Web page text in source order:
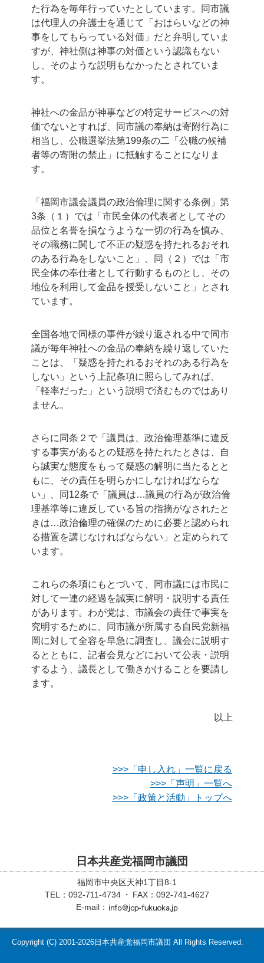
た行為を毎年行っていたとしています。同市議
は代理人の弁護士を通じて「おはらいなどの神
事をしてもらっている対価」だと弁明していま
すが、神社側は神事の対価という認識もない
し、そのような説明もなかったとされていま
す。
神社への金品が神事などの特定サービスへの対
価でないとすれば、同市議の奉納は寄附行為に
相当し、公職選挙法第199条の二「公職の候補
者等の寄附の禁止」に抵触することになりま
す。
「福岡市議会議員の政治倫理に関する条例」第
3条（１）では「市民全体の代表者としてその
品位と名誉を損なうような一切の行為を慎み、
その職務に関して不正の疑惑を持たれるおそれ
のある行為をしないこと」、同（２）では「市
民全体の奉仕者として行動するものとし、その
地位を利用して金品を授受しないこと」とされ
ています。
全国各地で同様の事件が繰り返される中で同市
議が毎年神社への金品の奉納を繰り返していた
ことは、「疑惑を持たれるおそれのある行為を
しない」という上記条項に照らしてみれば、
「軽率だった」という説明で済むものではあり
ません。
さらに同条２で「議員は、政治倫理基準に違反
する事実があるとの疑惑を持たれたときは、自
ら誠実な態度をもって疑惑の解明に当たるとと
もに、その責任を明らかにしなければならな
い」、同12条で「議員は…議員の行為が政治倫
理基準等に違反している旨の指摘がなされたと
きは…政治倫理の確保のために必要と認められ
る措置を講じなければならない」と定められて
います。
これらの条項にもとづいて、同市議には市民に
対して一連の経過を誠実に解明・説明する責任
があります。わが党は、市議会の責任で事実を
究明するために、同市議が所属する自民党新福
岡に対して全容を早急に調査し、議会に説明す
るとともに、記者会見などにおいて公表・説明
するよう、議長として働きかけることを要請し
ます。
以上
>>>「申し入れ」一覧に戻る
>>>「声明」一覧へ
>>>「政策と活動」トップへ
日本共産党福岡市議団
福岡市中央区天神1丁目8-1
TEL：092-711-4734
FAX：092-741-4627
E-mail：
Copyright (C) 2001-2026日本共産党福岡市議団 All Rights Reserved.